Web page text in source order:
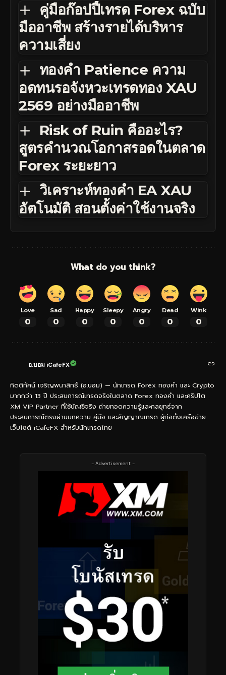
คู่มือก๊อปปี้เทรด Forex ฉบับ
มืออาชีพ สร้างรายได้บริหาร
ความเสี่ยง
ทองคำ Patience ความ
อดทนรอจังหวะเทรดทอง XAU
2569 อย่างมืออาชีพ
Risk of Ruin คืออะไร?
สูตรคำนวณโอกาสรอดในตลาด
Forex ระยะยาว
วิเคราะห์ทองคำ EA XAU
อัตโนมัติ สอนตั้งค่าใช้งานจริง
What do you think?
Love
0
Sad
0
Happy
0
Sleepy
0
Angry
0
Dead
0
Wink
0
อ.บอม iCafeFX
กิตติทัศน์ เจริญพนาสิทธิ์ (อ.บอม) — นักเทรด Forex ทองคำ และ Crypto
มากกว่า 13 ปี ประสบการณ์เทรดจริงในตลาด Forex ทองคำ และคริปโต
XM VIP Partner ที่ใช้บัญชีจริง ถ่ายทอดความรู้และกลยุทธ์จาก
ประสบการณ์ตรงผ่านบทความ คู่มือ และสัญญาณเทรด ผู้ก่อตั้งเครือข่าย
เว็บไซต์ iCafeFX สำหรับนักเทรดไทย
- Advertisement -